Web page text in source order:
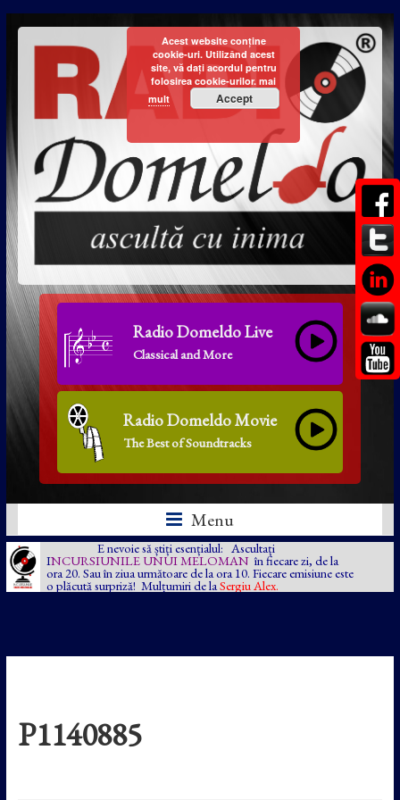
Radio Domeldo Live
Classical and More
Radio Domeldo Movie
The Best of Soundtracks
Menu
E nevoie să știți esențialul: Ascultați
INCURSIUNILE UNUI MELOMAN în fiecare zi, de la
ora 20. Sau în ziua următoare de la ora 10. Fiecare emisiune este
o plăcută surpriză! Mulțumiri de la Sergiu Alex.
P1140885
Acest website conține
cookie-uri. Utilizând acest
site, vă dați acordul pentru
folosirea cookie-urilor. mai
mult
Accept